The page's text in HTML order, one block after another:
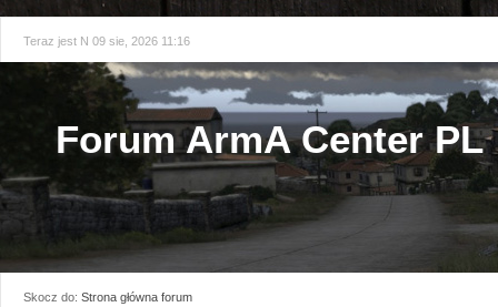
Teraz jest N 09 sie, 2026 11:16
Forum ArmA Center PL
Skocz do: Strona główna forum